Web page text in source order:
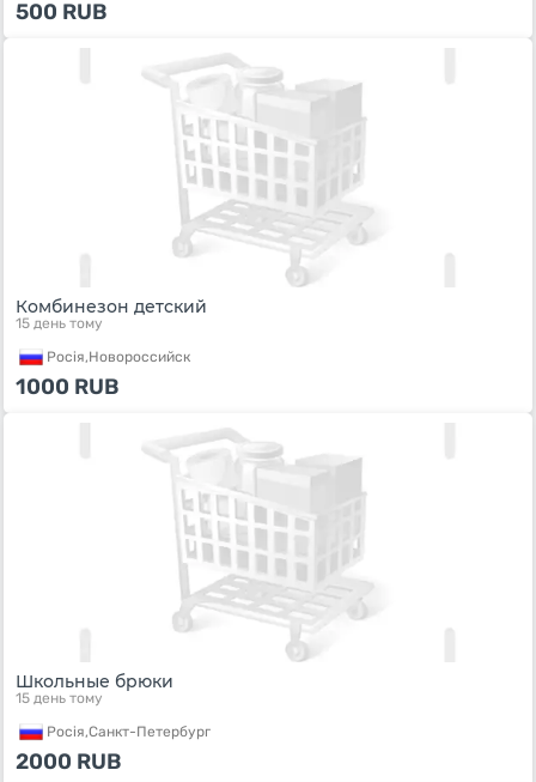
500 RUB
Комбинезон детский
15 день тому
Росiя,Новороссийск
1000 RUB
Школьные брюки
15 день тому
Росiя,Санкт-Петербург
2000 RUB